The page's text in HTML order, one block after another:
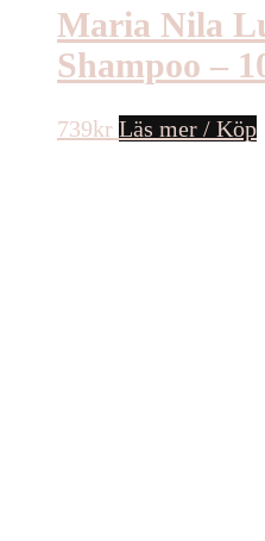
Maria Nila
Shampoo –
739kr Läs mer / Köp